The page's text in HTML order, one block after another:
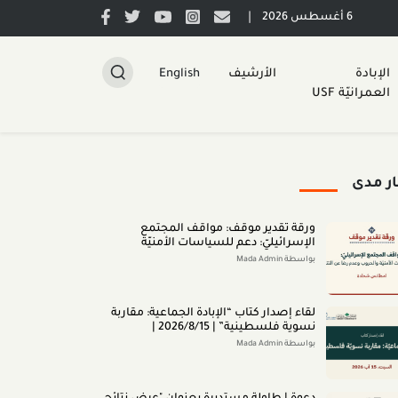
6 أغسطس 2026
الإبادة
العمرانيّة USF
الأرشيف English
مدى
ورقة تقدير موقف: مواقف المجتمع
الإسرائيليّ: دعم للسياسات الأمنيّة
والحروب وعدم رضا عن النتائج (تمّوز 2026)
بواسطة Mada Admin
لقاء إصدار كتاب “اﻹﺑﺎدةّ اﻟﺠﻤﺎﻋﻴﺔ: ﻣﻘﺎرﺑﺔ
ﻧﺴﻮﻳﺔ ﻓﻠﺴﻄﻴﻨﻴﺔ” | 2026/8/15 |
بواسطة Mada Admin